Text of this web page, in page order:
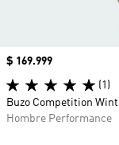
Precio
$ 169.999
(1)
Buzo Competition
Hombre Performance